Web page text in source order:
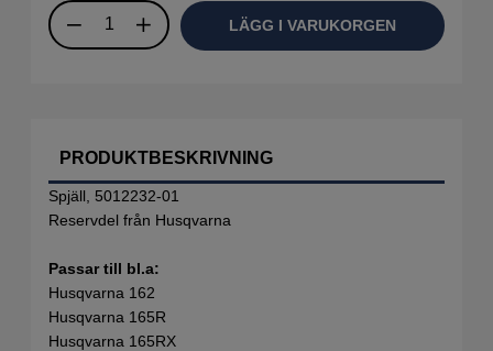
LÄGG I VARUKORGEN
PRODUKTBESKRIVNING
Spjäll, 5012232-01
Reservdel från Husqvarna
Passar till bl.a:
Husqvarna 162
Husqvarna 165R
Husqvarna 165RX